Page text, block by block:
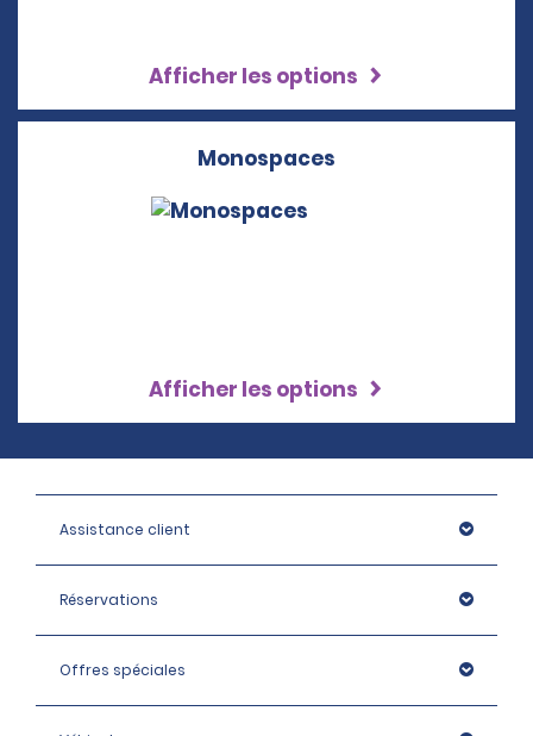
Afficher les options
Monospaces
Afficher les options
Assistance client
Réservations
Offres spéciales